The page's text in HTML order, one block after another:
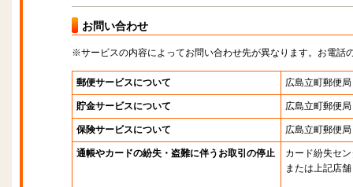
お問い合わせ
※サービスの内容によってお問い合わせ先が異なります。お電話
郵便サービスについて 広島立町郵便局
貯金サービスについて 広島立町郵便局
保険サービスについて 広島立町郵便局
通帳やカードの紛失・盗難に伴うお取引の停止
カード紛失セ
または上記店舗